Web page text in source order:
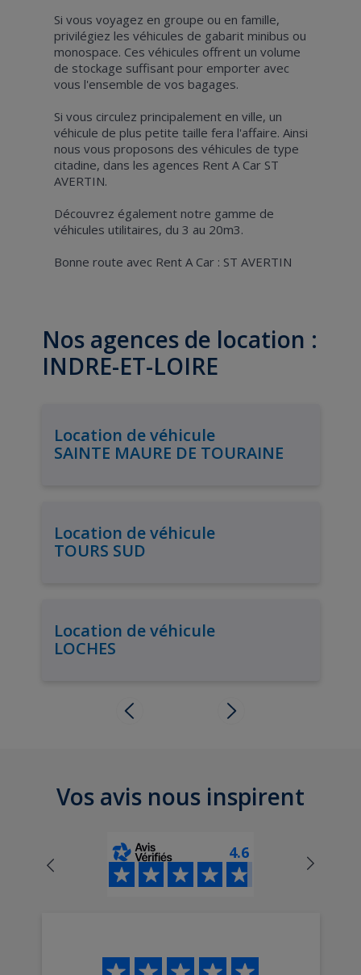
Si vous voyagez en groupe ou en famille,
privilégiez les véhicules de gabarit minibus ou
monospace. Ces véhicules offrent un volume
de stockage suffisant pour emporter avec
vous l'ensemble de vos bagages.
Si vous circulez principalement en ville, un
véhicule de plus petite taille fera l'affaire. Ainsi
nous vous proposons des véhicules de type
citadine, dans les agences Rent A Car ST
AVERTIN.
Découvrez également notre gamme de
véhicules utilitaires, du 3 au 20m3.
Bonne route avec Rent A Car : ST AVERTIN
Nos agences de location :
INDRE-ET-LOIRE
Location de véhicule
SAINTE MAURE DE TOURAINE
Location de véhicule
TOURS SUD
Location de véhicule
LOCHES
Vos avis nous inspirent
4.6